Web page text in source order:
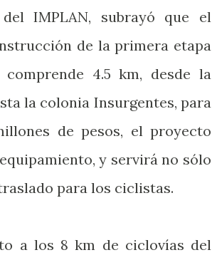
IMPLAN, subrayó que el
de la primera etapa
4.5 km, desde la
la colonia Insurgentes, para
de pesos, el proyecto
y servirá no sólo
para los ciclistas.
a los 8 km de ciclovías del